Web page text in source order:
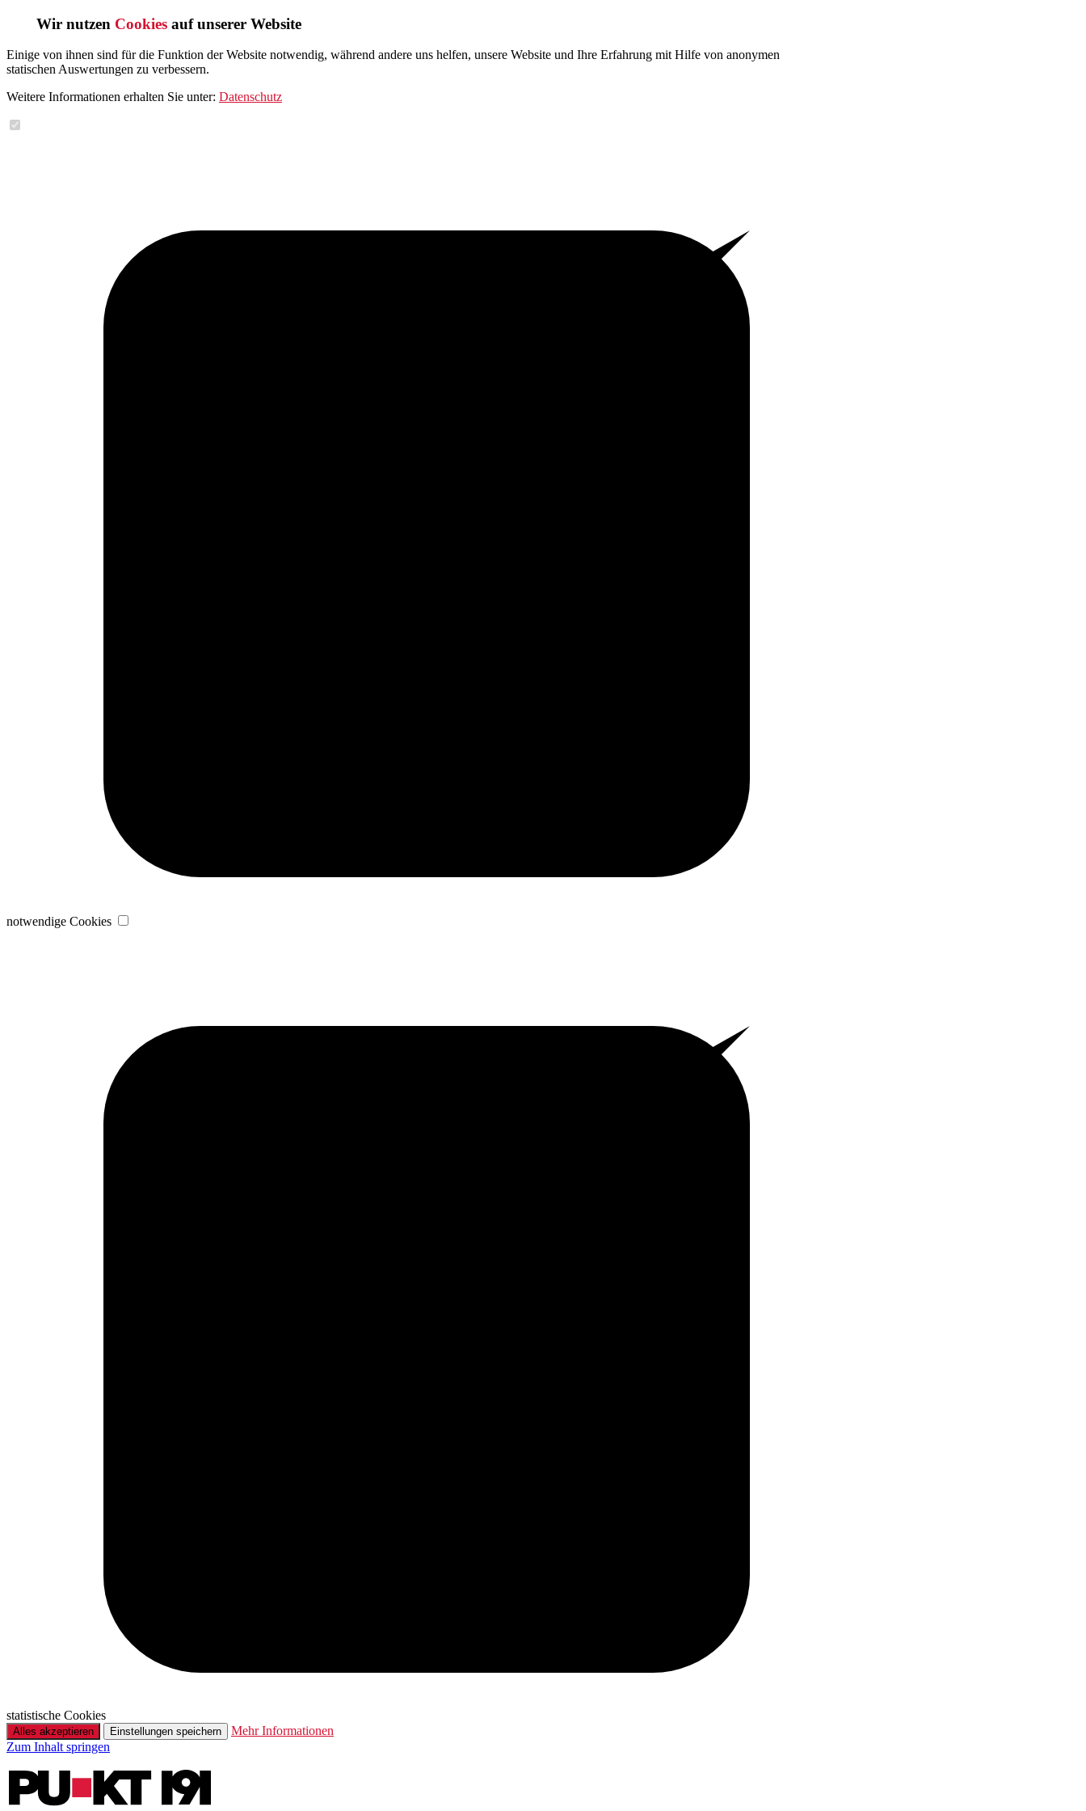
Wir nutzen Cookies auf unserer Website
Einige von ihnen sind für die Funktion der Website notwendig, während andere uns helfen, unsere Website und Ihre Erfahrung mit Hilfe von anonymen
statischen Auswertungen zu verbessern.
Weitere Informationen erhalten Sie unter: Datenschutz
notwendige Cookies
statistische Cookies
Alles akzeptieren Einstellungen speichern
Mehr Informationen
Zum Inhalt springen